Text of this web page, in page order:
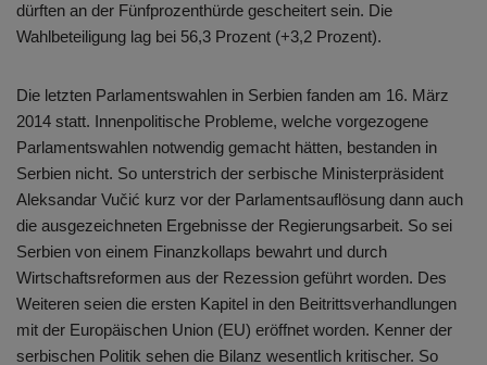
dürften an der Fünfprozenthürde gescheitert sein. Die
Wahlbeteiligung lag bei 56,3 Prozent (+3,2 Prozent).
Die letzten Parlamentswahlen in Serbien fanden am 16. März
2014 statt. Innenpolitische Probleme, welche vorgezogene
Parlamentswahlen notwendig gemacht hätten, bestanden in
Serbien nicht. So unterstrich der serbische Ministerpräsident
Aleksandar Vučić kurz vor der Parlamentsauflösung dann auch
die ausgezeichneten Ergebnisse der Regierungsarbeit. So sei
Serbien von einem Finanzkollaps bewahrt und durch
Wirtschaftsreformen aus der Rezession geführt worden. Des
Weiteren seien die ersten Kapitel in den Beitrittsverhandlungen
mit der Europäischen Union (EU) eröffnet worden. Kenner der
serbischen Politik sehen die Bilanz wesentlich kritischer. So